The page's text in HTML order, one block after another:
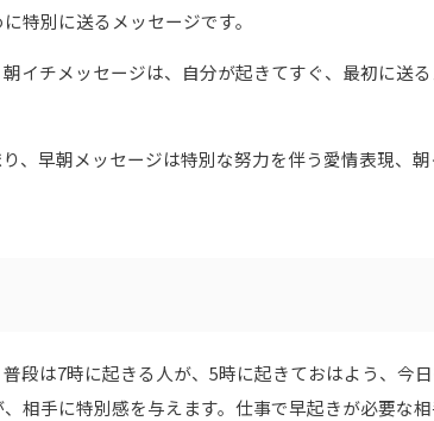
特別に送るメッセージです。
イチメッセージは、自分が起きてすぐ、最初に送
、早朝メッセージは特別な努力を伴う愛情表現、
段は7時に起きる人が、5時に起きておはよう、今
相手に特別感を与えます。仕事で早起きが必要な